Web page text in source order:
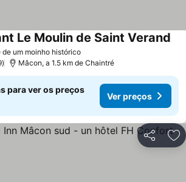
de um moinho histórico
Le Moulin de Saint Verand
Mâcon, a 1.5 km de Chaintré
para ver os preços
Ver preços
Partilhar